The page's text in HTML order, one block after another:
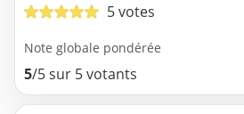
5 votes
Note globale pondérée
5/5 sur 5 votants